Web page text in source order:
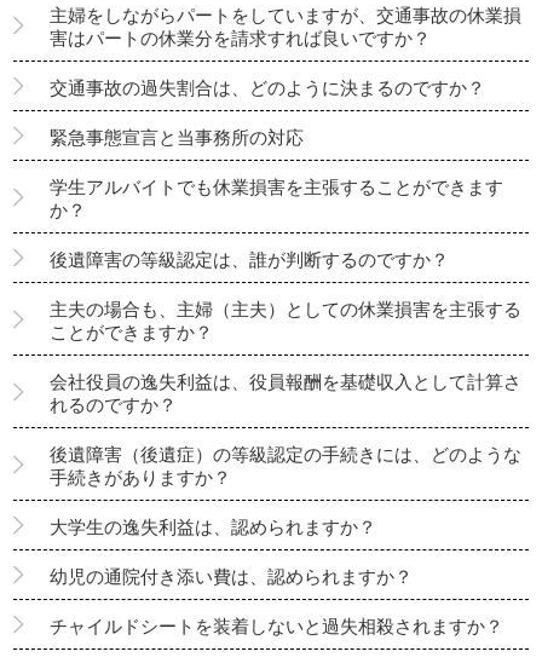
主婦をしながらパートをしていますが、交通事故の休業損
害はパートの休業分を請求すれば良いですか？
交通事故の過失割合は、どのように決まるのですか？
緊急事態宣言と当事務所の対応
学生アルバイトでも休業損害を主張することができます
か？
後遺障害の等級認定は、誰が判断するのですか？
主夫の場合も、主婦（主夫）としての休業損害を主張する
ことができますか？
会社役員の逸失利益は、役員報酬を基礎収入として計算さ
れるのですか？
後遺障害（後遺症）の等級認定の手続きには、どのような
手続きがありますか？
大学生の逸失利益は、認められますか？
幼児の通院付き添い費は、認められますか？
チャイルドシートを装着しないと過失相殺されますか？